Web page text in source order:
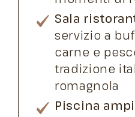
Sala
servizio a
carne e
tradizione
romagnola
Piscina